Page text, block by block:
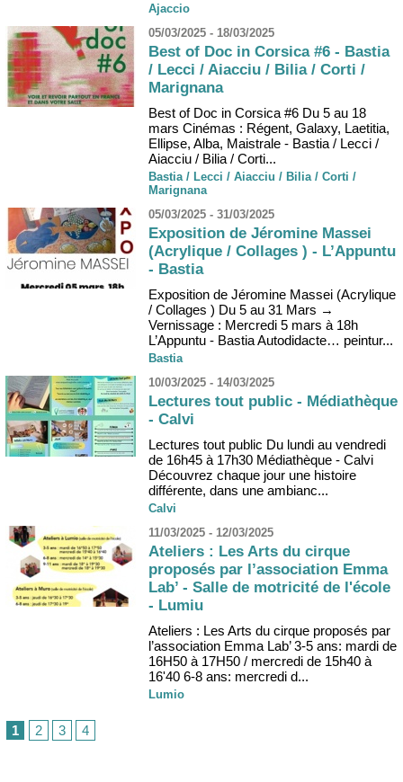
Ajaccio
05/03/2025 - 18/03/2025
Best of Doc in Corsica #6 - Bastia
/ Lecci / Aiacciu / Bilia / Corti /
Marignana
Best of Doc in Corsica #6 Du 5 au 18
mars Cinémas : Régent, Galaxy, Laetitia,
Ellipse, Alba, Maistrale - Bastia / Lecci /
Aiacciu / Bilia / Corti...
Bastia / Lecci / Aiacciu / Bilia / Corti /
Marignana
05/03/2025 - 31/03/2025
Exposition de Jéromine Massei
(Acrylique / Collages ) - L’Appuntu
- Bastia
Exposition de Jéromine Massei (Acrylique
/ Collages ) Du 5 au 31 Mars →
Vernissage : Mercredi 5 mars à 18h
L’Appuntu - Bastia Autodidacte… peintur...
Bastia
10/03/2025 - 14/03/2025
Lectures tout public - Médiathèque
- Calvi
Lectures tout public Du lundi au vendredi
de 16h45 à 17h30 Médiathèque - Calvi
Découvrez chaque jour une histoire
différente, dans une ambianc...
Calvi
11/03/2025 - 12/03/2025
Ateliers : Les Arts du cirque
proposés par l’association Emma
Lab’ - Salle de motricité de l'école
- Lumiu
Ateliers : Les Arts du cirque proposés par
l’association Emma Lab’ 3-5 ans: mardi de
16H50 à 17H50 / mercredi de 15h40 à
16'40 6-8 ans: mercredi d...
Lumio
1 2 3 4